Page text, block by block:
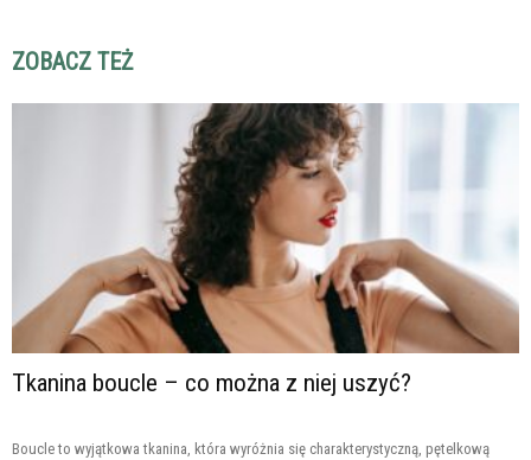
ZOBACZ TEŻ
Tkanina boucle – co można z niej uszyć?
Boucle to wyjątkowa tkanina, która wyróżnia się charakterystyczną, pętelkową